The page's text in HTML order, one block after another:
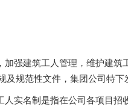
加强建筑工人管理，维护建
及规范性文件，集团公司特
人实名制是指在公司各项目